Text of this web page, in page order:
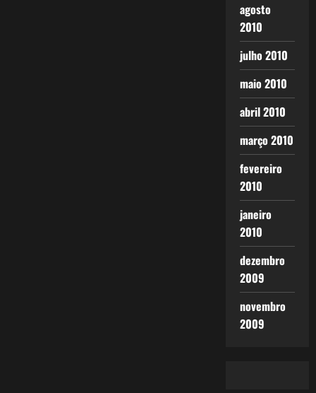
agosto
2010
julho 2010
maio 2010
abril 2010
março 2010
fevereiro
2010
janeiro
2010
dezembro
2009
novembro
2009